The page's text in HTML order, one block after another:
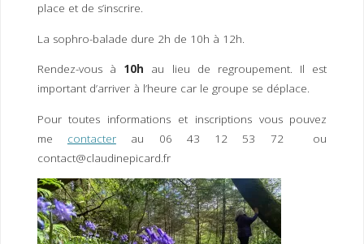
place et de s’inscrire.
La sophro-balade dure 2h de 10h à 12h.
Rendez-vous à 10h au lieu de regroupement. Il est
important d’arriver à l’heure car le groupe se déplace.
Pour toutes informations et inscriptions vous pouvez
me contacterau 06 43 12 53 72 ou
contact@claudinepicard.fr